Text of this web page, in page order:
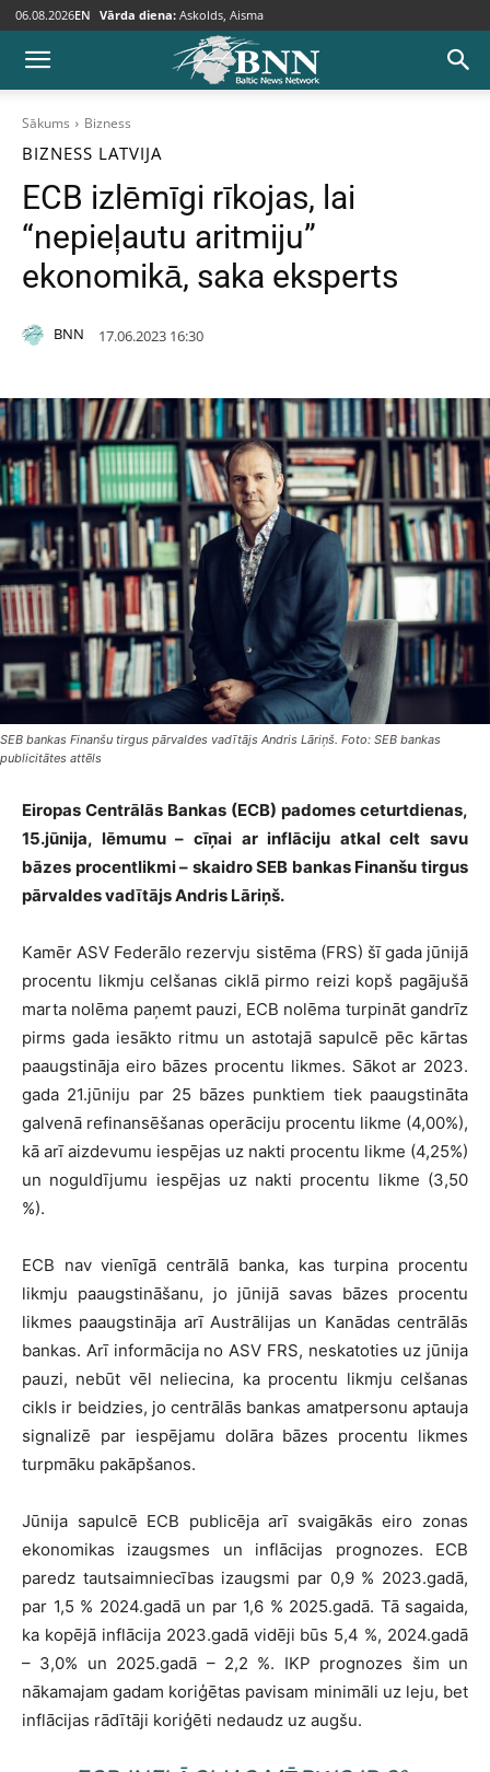
06.08.2026EN Vārda diena: Askolds, Aisma
Sākums Bizness
BIZNESS LATVIJA
ECB izlēmīgi rīkojas, lai
“nepieļautu aritmiju”
ekonomikā, saka eksperts
BNN 17.06.2023 16:30
SEB bankas Finanšu tirgus pārvaldes vadītājs Andris Lāriņš. Foto: SEB bankas
publicitātes attēls
Eiropas Centrālās Bankas (ECB) padomes ceturtdienas,
15.jūnija, lēmumu – cīņai ar inflāciju atkal celt savu
bāzes procentlikmi – skaidro SEB bankas Finanšu tirgus
pārvaldes vadītājs Andris Lāriņš.
Kamēr ASV Federālo rezervju sistēma (FRS) šī gada jūnijā
procentu likmju celšanas ciklā pirmo reizi kopš pagājušā
marta nolēma paņemt pauzi, ECB nolēma turpināt gandrīz
pirms gada iesākto ritmu un astotajā sapulcē pēc kārtas
paaugstināja eiro bāzes procentu likmes. Sākot ar 2023.
gada 21.jūniju par 25 bāzes punktiem tiek paaugstināta
galvenā refinansēšanas operāciju procentu likme (4,00%),
kā arī aizdevumu iespējas uz nakti procentu likme (4,25%)
un noguldījumu iespējas uz nakti procentu likme (3,50
%).
ECB nav vienīgā centrālā banka, kas turpina procentu
likmju paaugstināšanu, jo jūnijā savas bāzes procentu
likmes paaugstināja arī Austrālijas un Kanādas centrālās
bankas. Arī informācija no ASV FRS, neskatoties uz jūnija
pauzi, nebūt vēl neliecina, ka procentu likmju celšanas
cikls ir beidzies, jo centrālās bankas amatpersonu aptauja
signalizē par iespējamu dolāra bāzes procentu likmes
turpmāku pakāpšanos.
Jūnija sapulcē ECB publicēja arī svaigākās eiro zonas
ekonomikas izaugsmes un inflācijas prognozes. ECB
paredz tautsaimniecības izaugsmi par 0,9 % 2023.gadā,
par 1,5 % 2024.gadā un par 1,6 % 2025.gadā. Tā sagaida,
ka kopējā inflācija 2023.gadā vidēji būs 5,4 %, 2024.gadā
– 3,0% un 2025.gadā – 2,2 %. IKP prognozes šim un
nākamajam gadam koriģētas pavisam minimāli uz leju, bet
inflācijas rādītāji koriģēti nedaudz uz augšu.